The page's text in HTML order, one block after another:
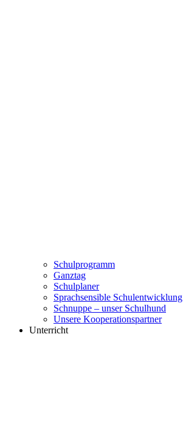
Schulprogramm
Ganztag
Schulplaner
Sprachsensible Schulentwicklung
Schnuppe – unser Schulhund
Unsere Kooperationspartner
Unterricht